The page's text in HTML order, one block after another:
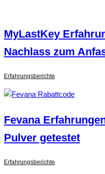
MyLastKey
Nachlass zum
Erfahrungsberichte
Fevana
Pulver getestet
Erfahrungsberichte